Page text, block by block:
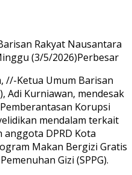
Rakyat Nausantara
(3/5/2026)Perbesar
//-Ketua Umum Barisan
Adi Kurniawan, mendesak
Korupsi
mendalam terkait
DPRD Kota
Makan Bergizi Gratis
Gizi (SPPG).